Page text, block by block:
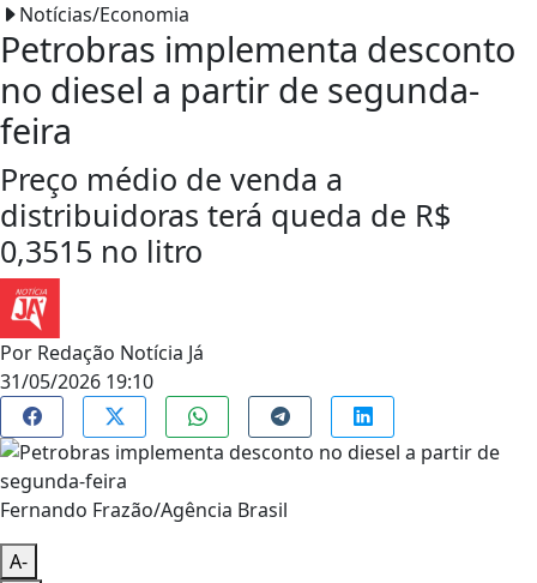
Notícias/Economia
Petrobras implementa desconto
no diesel a partir de segunda-
feira
Preço médio de venda a
distribuidoras terá queda de R$
0,3515 no litro
Por Redação Notícia Já
31/05/2026 19:10
Fernando Frazão/Agência Brasil
A-